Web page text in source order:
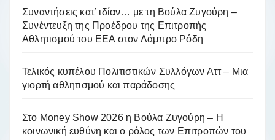
Συναντήσεις κατ’ ιδίαν… με τη Βούλα Ζυγούρη –
Συνέντευξη της Προέδρου της Επιτροπής
Αθλητισμού του ΕΕΑ στον Λάμπρο Ρόδη
Τελικός κυπέλου Πολιτιστικών Συλλόγων Αττ – Μια
γιορτή αθλητισμού και παράδοσης
Στο Money Show 2026 η Βούλα Ζυγούρη – Η
κοινωνική ευθύνη και ο ρόλος των Επιτροπών του